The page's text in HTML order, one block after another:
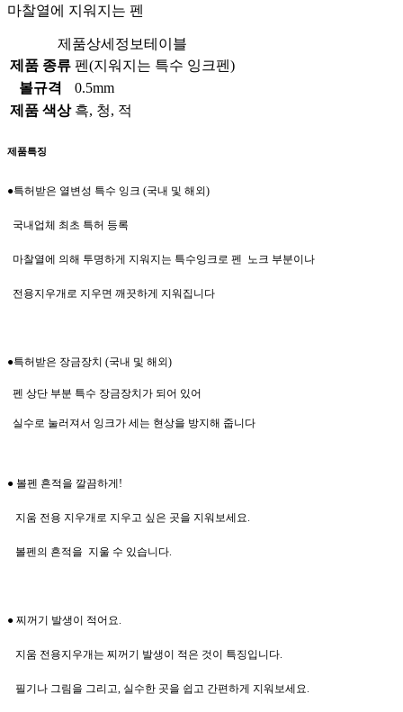
마찰열에 지워지는 펜
제품상세정보테이블
제품 종류 펜(지워지는 특수 잉크펜)
볼규격
0.5mm
제품 색상 흑, 청, 적
제품특징
●특허받은 열변성 특수 잉크 (국내 및 해외)
국내업체 최초 특허 등록
마찰열에 의해 투명하게 지워지는 특수잉크로 펜 노크 부분이나
전용지우개로 지우면 깨끗하게 지워집니다
●특허받은 장금장치 (국내 및 해외)
펜 상단 부분 특수 장금장치가 되어 있어
실수로 눌러져서 잉크가 세는 현상을 방지해 줍니다
● 볼펜 흔적을 깔끔하게!
지움 전용 지우개로 지우고 싶은 곳을 지워보세요
볼펜의 흔적을 지울 수 있습니다
● 찌꺼기 발생이 적어요
지움 전용지우개는 찌꺼기 발생이 적은 것이 특징입니다
필기나 그림을 그리고, 실수한 곳을 쉽고 간편하게 지워보세요